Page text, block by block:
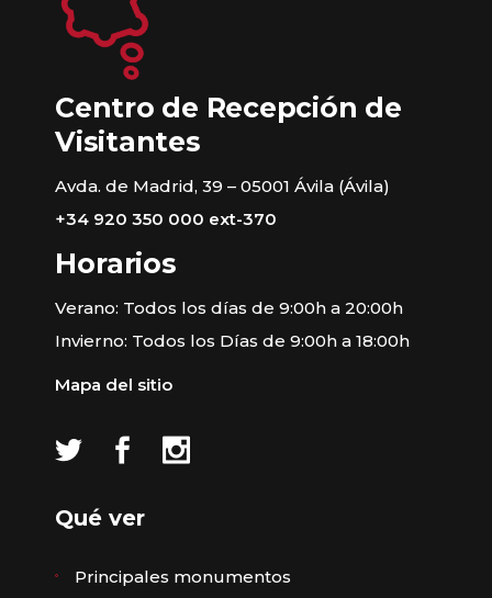
Centro de Recepción de
Visitantes
Avda. de Madrid, 39 – 05001 Ávila (Ávila)
+34 920 350 000 ext-370
Horarios
Verano: Todos los días de 9:00h a 20:00h
Invierno: Todos los Días de 9:00h a 18:00h
Mapa del sitio
Qué ver
Principales monumentos